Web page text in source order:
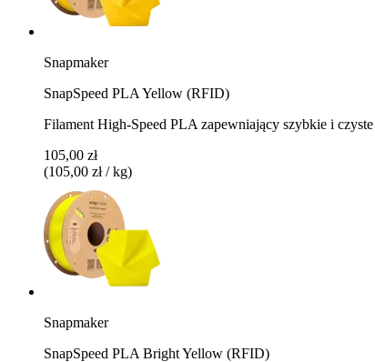
Snapmaker
SnapSpeed PLA Yellow (RFID)
Filament High-Speed PLA zapewniający szybkie i
105,00 zł
(105,00 zł / kg)
Snapmaker
SnapSpeed PLA Bright Yellow (RFID)